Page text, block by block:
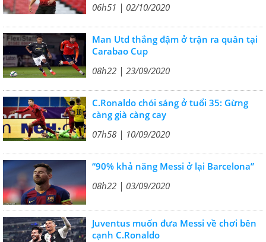
06h51 | 02/10/2020
Man Utd thắng đậm ở trận ra quân tại
Carabao Cup
08h22 | 23/09/2020
C.Ronaldo chói sáng ở tuổi 35: Gừng
càng già càng cay
07h58 | 10/09/2020
“90% khả năng Messi ở lại Barcelona”
08h22 | 03/09/2020
Juventus muốn đưa Messi về chơi bên
cạnh C.Ronaldo